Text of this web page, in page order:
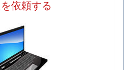
依頼する